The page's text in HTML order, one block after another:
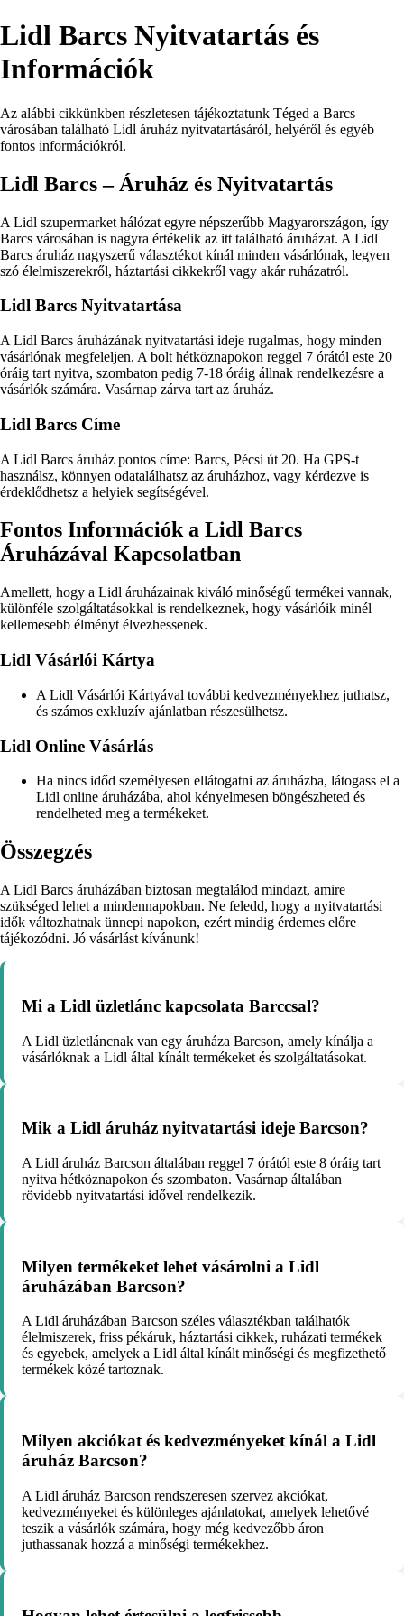
Lidl Barcs Nyitvatartás és
Információk
Az alábbi cikkünkben részletesen tájékoztatunk Téged a Barcs
városában található Lidl áruház nyitvatartásáról, helyéről és egyéb
fontos információkról.
Lidl Barcs – Áruház és Nyitvatartás
A Lidl szupermarket hálózat egyre népszerűbb Magyarországon, így
Barcs városában is nagyra értékelik az itt található áruházat. A Lidl
Barcs áruház nagyszerű választékot kínál minden vásárlónak, legyen
szó élelmiszerekről, háztartási cikkekről vagy akár ruházatról.
Lidl Barcs Nyitvatartása
A Lidl Barcs áruházának nyitvatartási ideje rugalmas, hogy minden
vásárlónak megfeleljen. A bolt hétköznapokon reggel 7 órától este 20
óráig tart nyitva, szombaton pedig 7-18 óráig állnak rendelkezésre a
vásárlók számára. Vasárnap zárva tart az áruház.
Lidl Barcs Címe
A Lidl Barcs áruház pontos címe: Barcs, Pécsi út 20. Ha GPS-t
használsz, könnyen odatalálhatsz az áruházhoz, vagy kérdezve is
érdeklődhetsz a helyiek segítségével.
Fontos Információk a Lidl Barcs
Áruházával Kapcsolatban
Amellett, hogy a Lidl áruházainak kiváló minőségű termékei vannak,
különféle szolgáltatásokkal is rendelkeznek, hogy vásárlóik minél
kellemesebb élményt élvezhessenek.
Lidl Vásárlói Kártya
A Lidl Vásárlói Kártyával további kedvezményekhez juthatsz,
és számos exkluzív ajánlatban részesülhetsz.
Lidl Online Vásárlás
Ha nincs időd személyesen ellátogatni az áruházba, látogass el a
Lidl online áruházába, ahol kényelmesen böngészheted és
rendelheted meg a termékeket.
Összegzés
A Lidl Barcs áruházában biztosan megtalálod mindazt, amire
szükséged lehet a mindennapokban. Ne feledd, hogy a nyitvatartási
idők változhatnak ünnepi napokon, ezért mindig érdemes előre
tájékozódni. Jó vásárlást kívánunk!
Mi a Lidl üzletlánc kapcsolata Barccsal?
A Lidl üzletláncnak van egy áruháza Barcson, amely kínálja a
vásárlóknak a Lidl által kínált termékeket és szolgáltatásokat.
Mik a Lidl áruház nyitvatartási ideje Barcson?
A Lidl áruház Barcson általában reggel 7 órától este 8 óráig tart
nyitva hétköznapokon és szombaton. Vasárnap általában
rövidebb nyitvatartási idővel rendelkezik.
Milyen termékeket lehet vásárolni a Lidl
áruházában Barcson?
A Lidl áruházában Barcson széles választékban találhatók
élelmiszerek, friss pékáruk, háztartási cikkek, ruházati termékek
és egyebek, amelyek a Lidl által kínált minőségi és megfizethető
termékek közé tartoznak.
Milyen akciókat és kedvezményeket kínál a Lidl
áruház Barcson?
A Lidl áruház Barcson rendszeresen szervez akciókat,
kedvezményeket és különleges ajánlatokat, amelyek lehetővé
teszik a vásárlók számára, hogy még kedvezőbb áron
juthassanak hozzá a minőségi termékekhez.